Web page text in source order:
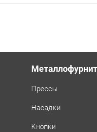
Прессы
Насадки
Кнопки